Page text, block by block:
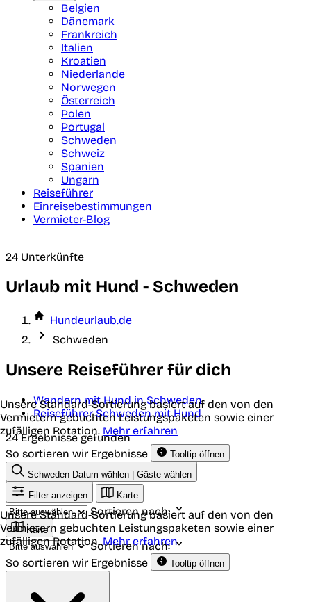
Belgien
Dänemark
Frankreich
Italien
Kroatien
Niederlande
Norwegen
Österreich
Polen
Portugal
Schweden
Schweiz
Spanien
Ungarn
Reiseführer
Einreisebestimmungen
Vermieter-Blog
24 Unterkünfte
Urlaub mit Hund - Schweden
Hundeurlaub.de
Schweden
Unsere Reiseführer für dich
Wandern mit Hund in Schweden
Reiseführer Schweden mit Hund
24 Ergebnisse gefunden
So sortieren wir Ergebnisse
Tooltip öffnen
Unsere Standard-Sortierung basiert auf den von den
Vermietern gebuchten Leistungspaketen sowie einer
zufälligen Rotation. Mehr erfahren
Schweden Datum wählen | Gäste wählen
Filter anzeigen
Karte
Sortieren nach:
Karte
Sortieren nach:
So sortieren wir Ergebnisse
Tooltip öffnen
Unsere Standard-Sortierung basiert auf den von den
Vermietern gebuchten Leistungspaketen sowie einer
zufälligen Rotation.Mehr erfahren